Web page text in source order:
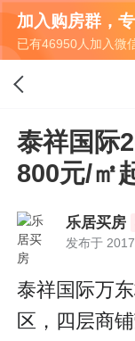
加入购房群，
已有46950人加入微
泰祥国际
800元/㎡
乐居买房
发布于
泰祥国际万
区，四层商